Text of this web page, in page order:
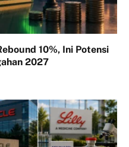
10%, Ini Potensi
2027